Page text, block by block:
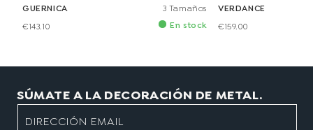
GUERNICA
€143.10
3 Tamaños
En stock
VERDANCE
€159.00
SÚMATE A LA DECORACIÓN DE METAL.
DIRECCIÓN EMAIL